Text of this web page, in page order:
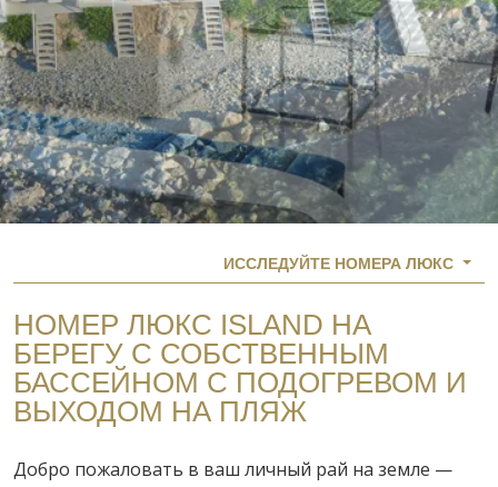
ИССЛЕДУЙТЕ НОМЕРА ЛЮКС
НОМЕР ЛЮКС ISLAND НА
БЕРЕГУ С СОБСТВЕННЫМ
БАССЕЙНОМ С ПОДОГРЕВОМ И
ВЫХОДОМ НА ПЛЯЖ
Добро пожаловать в ваш личный рай на земле —